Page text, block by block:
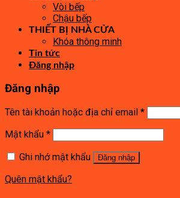
Vòi bếp
Chậu bếp
THIẾT BỊ NHÀ CỬA
Khóa thông minh
Tin tức
Đăng nhập
Đăng nhập
Tên tài khoản hoặc địa chỉ email *
Mật khẩu *
Ghi nhớ mật khẩu
Đăng nhập
Quên mật khẩu?